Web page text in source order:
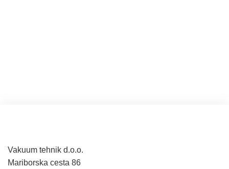
Vakuum tehnik d.o.o.
Mariborska cesta 86